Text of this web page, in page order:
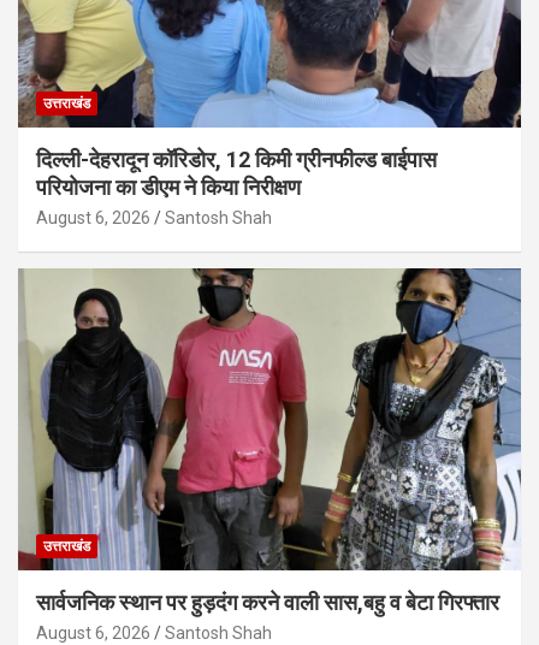
उत्तराखंड
दिल्ली-देहरादून कॉरिडोर, 12 किमी ग्रीनफील्ड बाईपास
परियोजना का डीएम ने किया निरीक्षण
August 6, 2026 Santosh Shah
उत्तराखंड
सार्वजनिक स्थान पर हुड़दंग करने वाली सास,बहु व बेटा गिरफ्तार
August 6, 2026 Santosh Shah